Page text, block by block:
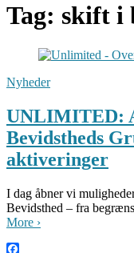
Tag: skift i
Nyheder
UNLIMITED:
Bevidstheds
aktiveringer
I dag åbner vi
Bevidsthed – fra
More ›